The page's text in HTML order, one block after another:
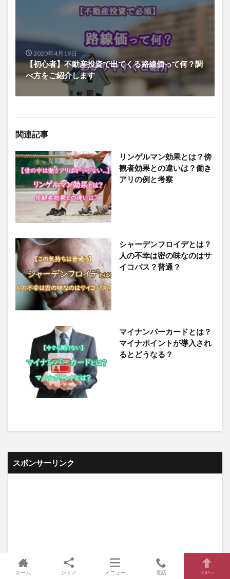
2020年4月19日
【初心者】不動産投資で出てくる路線価って何？調
べ方をご紹介します
関連記事
リンゲルマン効果とは？傍
観者効果との違いは？働き
アリの例と考察
シャーデンフロイデとは？
人の不幸は密の味なのはサ
イコパス？普通？
マイナンバーカードとは？
マイナポイントが導入され
るとどうなる？
スポンサーリンク
ホーム シェア メニュー 電話 TOPへ